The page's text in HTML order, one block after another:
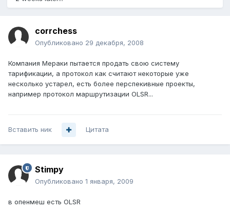
corrchess
Опубликовано 29 декабря, 2008
Компания Мераки пытается продать свою систему
тарификации, а протокол как считают некоторые уже
несколько устарел, есть более перспекивные проекты,
например протокол маршрутизации OLSR...
Вставить ник Цитата
Stimpy
Опубликовано 1 января, 2009
в опенмеш есть OLSR